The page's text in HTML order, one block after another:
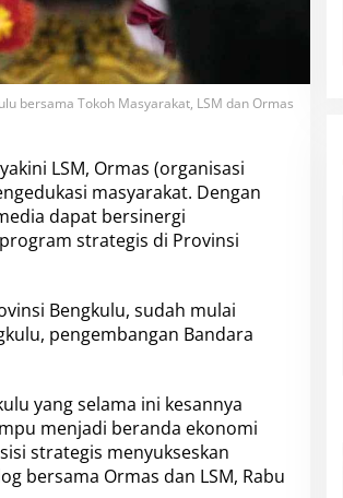
bersama Tokoh Masyarakat, LSM dan Ormas
LSM, Ormas (organisasi
masyarakat. Dengan
dapat bersinergi
strategis di Provinsi
Bengkulu, sudah mulai
pengembangan Bandara
yang selama ini kesannya
menjadi beranda ekonomi
strategis menyukseskan
bersama Ormas dan LSM, Rabu